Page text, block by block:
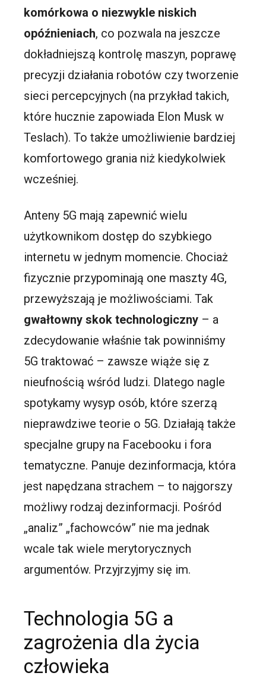
komórkowa o niezwykle niskich
opóźnieniach, co pozwala na jeszcze
dokładniejszą kontrolę maszyn, poprawę
precyzji działania robotów czy tworzenie
sieci percepcyjnych (na przykład takich,
które hucznie zapowiada Elon Musk w
Teslach). To także umożliwienie bardziej
komfortowego grania niż kiedykolwiek
wcześniej.
Anteny 5G mają zapewnić wielu
użytkownikom dostęp do szybkiego
internetu w jednym momencie. Chociaż
fizycznie przypominają one maszty 4G,
przewyższają je możliwościami. Tak
gwałtowny skok technologiczny – a
zdecydowanie właśnie tak powinniśmy
5G traktować – zawsze wiąże się z
nieufnością wśród ludzi. Dlatego nagle
spotykamy wysyp osób, które szerzą
nieprawdziwe teorie o 5G. Działają także
specjalne grupy na Facebooku i fora
tematyczne. Panuje dezinformacja, która
jest napędzana strachem – to najgorszy
możliwy rodzaj dezinformacji. Pośród
„analiz” „fachowców” nie ma jednak
wcale tak wiele merytorycznych
argumentów. Przyjrzyjmy się im.
Technologia 5G a
zagrożenia dla życia
człowieka